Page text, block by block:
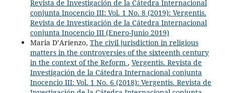
Revista de Investigación de la Cátedra Internacional
conjunta Inocencio III: Vol. 1 No. 8 (2019): Vergentis.
Revista de Investigación de la Cátedra Internacional
conjunta Inocencio III (Enero-Junio 2019)
Maria D’Arienzo, The civil jurisdiction in religious
matters in the controversies of the sixteenth century
in the context of the Reform , Vergentis. Revista de
Investigación de la Cátedra Internacional conjunta
Inocencio III: Vol. 1 No. 6 (2018): Vergentis. Revista de